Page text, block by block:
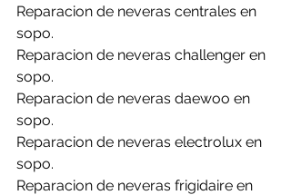
Reparacion de neveras centrales en
sopo.
Reparacion de neveras challenger en
sopo.
Reparacion de neveras daewoo en
sopo.
Reparacion de neveras electrolux en
sopo.
Reparacion de neveras frigidaire en